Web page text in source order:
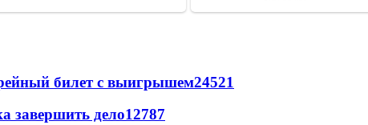
билет с выигрышем24521
завершить дело12787